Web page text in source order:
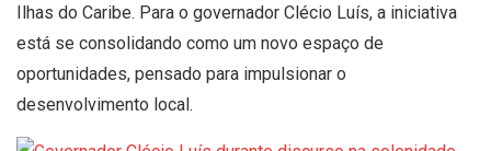
Ilhas do Caribe. Para o governador Clécio Luís, a iniciativa
está se consolidando como um novo espaço de
oportunidades, pensado para impulsionar o
desenvolvimento local.